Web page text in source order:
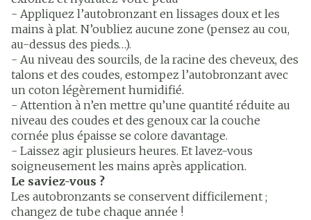
- Appliquez l’autobronzant en lissages doux et les
mains à plat. N’oubliez aucune zone (pensez au cou,
au-dessus des pieds…).
- Au niveau des sourcils, de la racine des cheveux, des
talons et des coudes, estompez l’autobronzant avec
un coton légèrement humidifié.
- Attention à n’en mettre qu’une quantité réduite au
niveau des coudes et des genoux car la couche
cornée plus épaisse se colore davantage.
- Laissez agir plusieurs heures. Et lavez-vous
soigneusement les mains après application.
Le saviez-vous ?
Les autobronzants se conservent difficilement ;
changez de tube chaque année !